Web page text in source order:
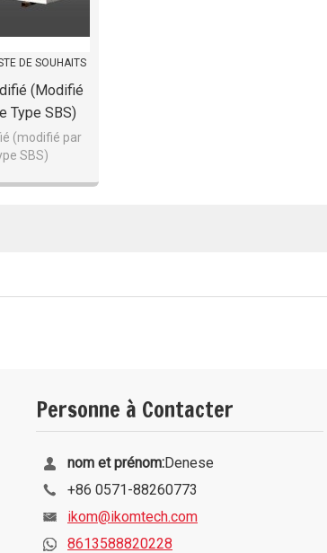
DE SOUHAITS
(modifié
Type SBS)
(modifié par
SBS)
Personne à Contacter
nom et prénom:Denese
+86 0571-88260773
ikom@ikomtech.com
8613588820228